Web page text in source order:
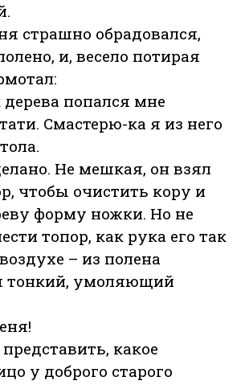
страшно обрадовался,
и, весело потирая
дерева попался мне
Смастерю-ка я из него
Не мешкая, он взял
чтобы очистить кору и
форму ножки. Но не
топор, как рука его так
– из полена
тонкий, умоляющий
какое
у доброго старого